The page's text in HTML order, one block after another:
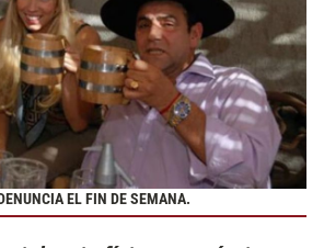
EL FIN DE SEMANA.